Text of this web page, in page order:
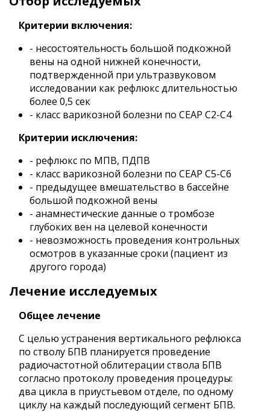
Критерии включения:
- несостоятельность большой подкожной
вены на одной нижней конечности,
подтвержденной при ультразвуковом
исследовании как рефлюкс длительностью
более 0,5 сек
- класс варикозной болезни по CEAP C2-C4
Критерии исключения:
- рефлюкс по МПВ, ПДПВ
- класс варикозной болезни по CEAP C5-C6
- предыдущее вмешательство в бассейне
большой подкожной вены
- анамнестические данные о тромбозе
глубоких вен на целевой конечности
- невозможность проведения контрольных
осмотров в указанные сроки (пациент из
другого города)
Лечение исследуемых
Общее лечение
С целью устранения вертикального рефлюкса
по стволу БПВ планируется проведение
радиочастотной облитерации ствола БПВ
согласно протоколу проведения процедуры:
два цикла в приустьевом отделе, по одному
циклу на каждый последующий сегмент БПВ.